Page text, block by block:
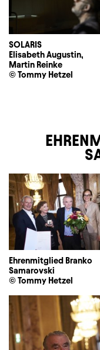
SOLARIS
Elisabeth Augustin,
Martin Reinke
© Tommy Hetzel
Ehrenmitglied Branko
Samarovski
© Tommy Hetzel